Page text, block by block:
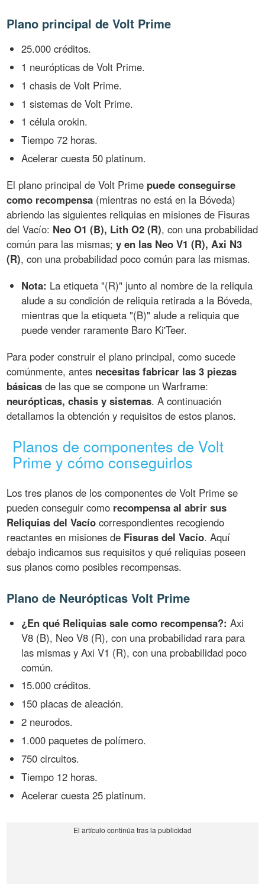
Plano principal de Volt Prime
25.000 créditos.
1 neurópticas de Volt Prime.
1 chasis de Volt Prime.
1 sistemas de Volt Prime.
1 célula orokin.
Tiempo 72 horas.
Acelerar cuesta 50 platinum.
El plano principal de Volt Prime puede conseguirse
como recompensa (mientras no está en la Bóveda)
abriendo las siguientes reliquias en misiones de Fisuras
del Vacío: Neo O1 (B), Lith O2 (R), con una probabilidad
común para las mismas;y en las Neo V1 (R), Axi N3
(R), con una probabilidad poco común para las mismas.
Nota: La etiqueta "(R)" junto al nombre de la reliquia
alude a su condición de reliquia retirada a la Bóveda,
mientras que la etiqueta "(B)" alude a reliquia que
puede vender raramente Baro Ki'Teer.
Para poder construir el plano principal, como sucede
comúnmente, antes necesitas fabricar las 3 piezas
básicas de las que se compone un Warframe:
neurópticas, chasis y sistemas. A continuación
detallamos la obtención y requisitos de estos planos.
Planos de componentes de Volt
Prime y cómo conseguirlos
Los tres planos de los componentes de Volt Prime se
pueden conseguir como recompensa al abrir sus
Reliquias del Vacío correspondientes recogiendo
reactantes en misiones de Fisuras del Vacío. Aquí
debajo indicamos sus requisitos y qué reliquias poseen
sus planos como posibles recompensas.
Plano de Neurópticas Volt Prime
¿En qué Reliquias sale como recompensa?: Axi
V8 (B), Neo V8 (R), con una probabilidad rara para
las mismas y Axi V1 (R), con una probabilidad poco
común.
15.000 créditos.
150 placas de aleación.
2 neurodos.
1.000 paquetes de polímero.
750 circuitos.
Tiempo 12 horas.
Acelerar cuesta 25 platinum.